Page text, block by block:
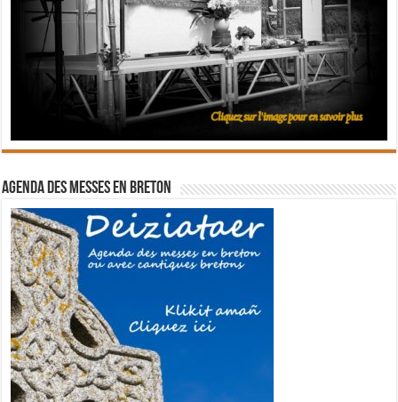
Agenda des messes en breton